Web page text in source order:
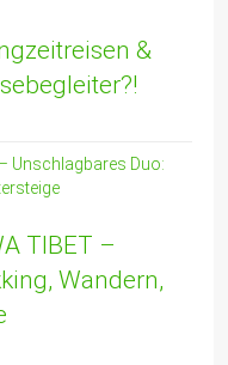
&
TIBET –
Wandern,